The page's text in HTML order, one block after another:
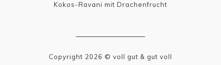
Kokos-Ravani mit Drachenfrucht
Copyright 2026 © voll gut & gut voll